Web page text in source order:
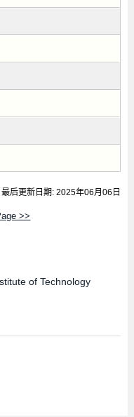
最后更新日期: 2025年06月06日
>>
of Technology